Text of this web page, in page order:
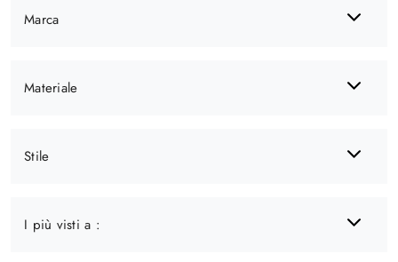
Marca
Materiale
Stile
I più visti a :